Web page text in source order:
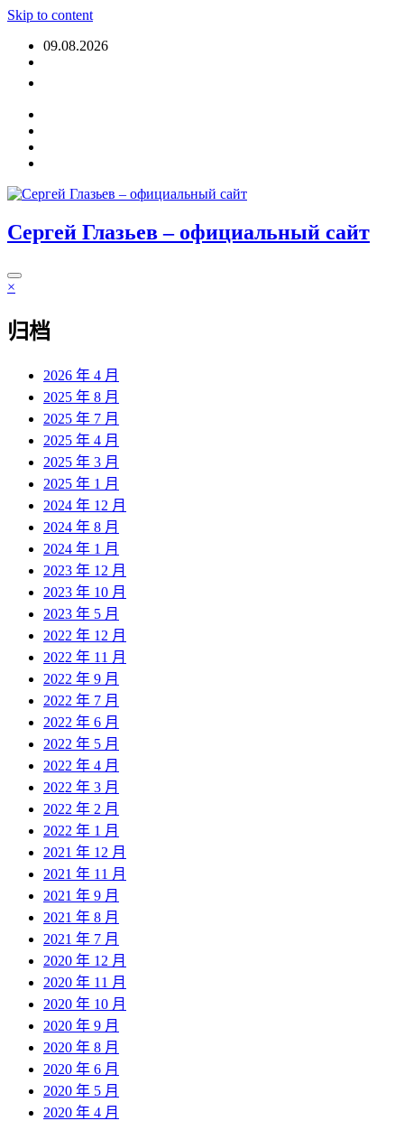
Skip to content
09.08.2026
Сергей Глазьев – официальный сайт
×
归档
2026 年 4 月
2025 年 8 月
2025 年 7 月
2025 年 4 月
2025 年 3 月
2025 年 1 月
2024 年 12 月
2024 年 8 月
2024 年 1 月
2023 年 12 月
2023 年 10 月
2023 年 5 月
2022 年 12 月
2022 年 11 月
2022 年 9 月
2022 年 7 月
2022 年 6 月
2022 年 5 月
2022 年 4 月
2022 年 3 月
2022 年 2 月
2022 年 1 月
2021 年 12 月
2021 年 11 月
2021 年 9 月
2021 年 8 月
2021 年 7 月
2020 年 12 月
2020 年 11 月
2020 年 10 月
2020 年 9 月
2020 年 8 月
2020 年 6 月
2020 年 5 月
2020 年 4 月